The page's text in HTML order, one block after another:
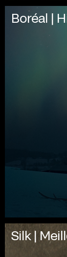
Boréal |
Silk |